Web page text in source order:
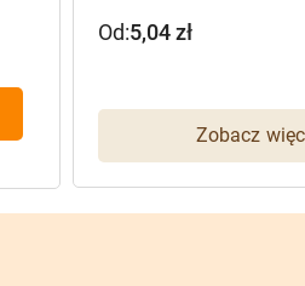
Zobacz
Od:5,04zł